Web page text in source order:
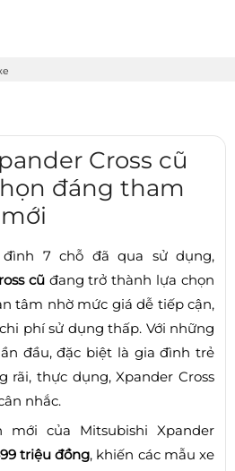
Cross cũ
đáng tham
7 chỗ đã qua sử dụng,
cũđang trở thành lựa chọn
tâm nhờ mức giá dễ tiếp cận,
phí sử dụng thấp. Với những
đầu, đặc biệt là gia đình trẻ
rãi, thực dụng, Xpander Cross
nhắc.
mới của Mitsubishi Xpander
triệu đồng, khiến các mẫu xe